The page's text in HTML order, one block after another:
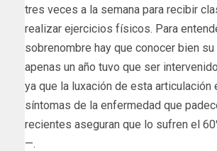
tres veces a la semana para recibir
realizar ejercicios físicos. Para
sobrenombre hay que conocer bien su
apenas un año tuvo que ser
ya que la luxación de esta articulación
síntomas de la enfermedad que
recientes aseguran que lo sufren el
—.